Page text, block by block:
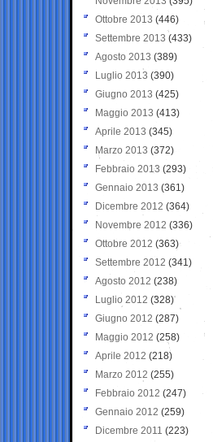
Ottobre 2013 (446)
Settembre 2013 (433)
Agosto 2013 (389)
Luglio 2013 (390)
Giugno 2013 (425)
Maggio 2013 (413)
Aprile 2013 (345)
Marzo 2013 (372)
Febbraio 2013 (293)
Gennaio 2013 (361)
Dicembre 2012 (364)
Novembre 2012 (336)
Ottobre 2012 (363)
Settembre 2012 (341)
Agosto 2012 (238)
Luglio 2012 (328)
Giugno 2012 (287)
Maggio 2012 (258)
Aprile 2012 (218)
Marzo 2012 (255)
Febbraio 2012 (247)
Gennaio 2012 (259)
Dicembre 2011 (223)